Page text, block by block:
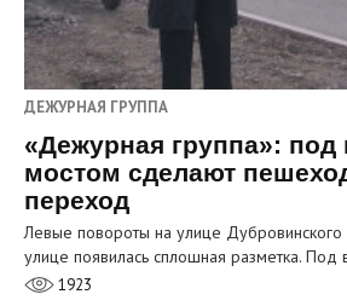
ДЕЖУРНАЯ ГРУППА
«Дежурная группа»:
мостом сделают
переход
Левые повороты на улице Дубровинского
улице появилась сплошная разметка. Под
1923